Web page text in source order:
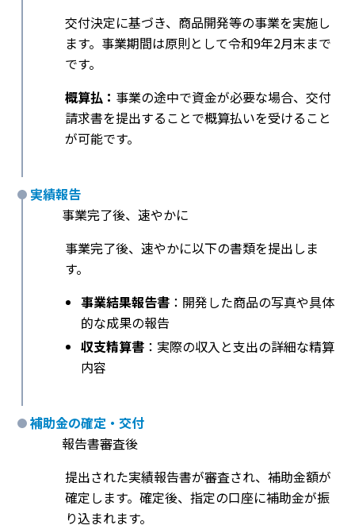
交付決定に基づき、商品開発等の事業を実施し
ます。事業期間は原則として令和9年2月末まで
です。
概算払： 事業の途中で資金が必要な場合、交付
請求書を提出することで概算払いを受けること
が可能です。
実績報告
事業完了後、速やかに
事業完了後、速やかに以下の書類を提出しま
す。
事業結果報告書 ：開発した商品の写真や具体
的な成果の報告
収支精算書 ：実際の収入と支出の詳細な精算
内容
補助金の確定・交付
報告書審査後
提出された実績報告書が審査され、補助金額が
確定します。確定後、指定の口座に補助金が振
り込まれます。